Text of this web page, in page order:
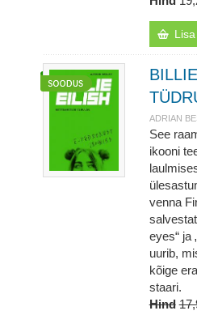
ADRIAN
See
ikooni
venna
eyes“ ja
uurib,
kõige
staari.
Hind